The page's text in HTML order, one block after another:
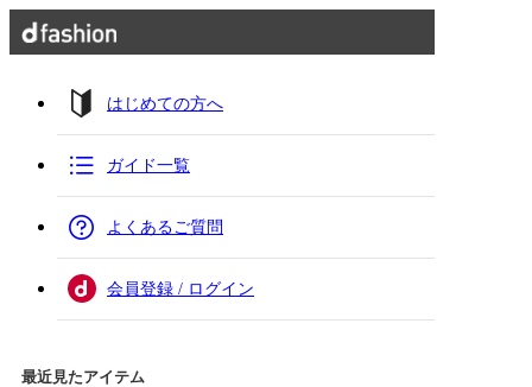
はじめての方へ
ガイド一覧
よくあるご質問
会員登録 / ログイン
最近見たアイテム